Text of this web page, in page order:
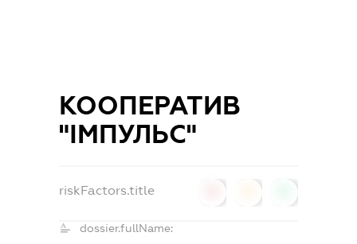
КООПЕРАТИВ
"ІМПУЛЬС"
riskFactors.title
dossier.fullName: